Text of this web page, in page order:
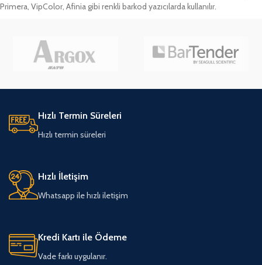
Primera, VipColor, Afinia gibi renkli barkod yazıcılarda kullanılır.
Hızlı Termin Süreleri
Hızlı termin süreleri
Hızlı İletişim
Whatsapp ile hızlı iletişim
Kredi Kartı ile Ödeme
Vade farkı uygulanır.